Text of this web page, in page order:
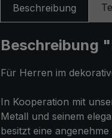
Beschreibung
Beschreibung
Für Herren im
In Kooperation mit
Metall und seinem
besitzt eine